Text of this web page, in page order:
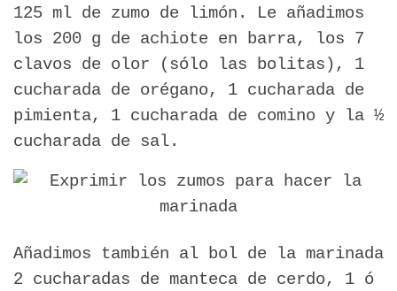
125 ml de zumo de limón. Le añadimos
los 200 g de achiote en barra, los 7
clavos de olor (sólo las bolitas), 1
cucharada de orégano, 1 cucharada de
pimienta, 1 cucharada de comino y la ½
cucharada de sal.
Añadimos también al bol de la marinada
2 cucharadas de manteca de cerdo, 1 ó